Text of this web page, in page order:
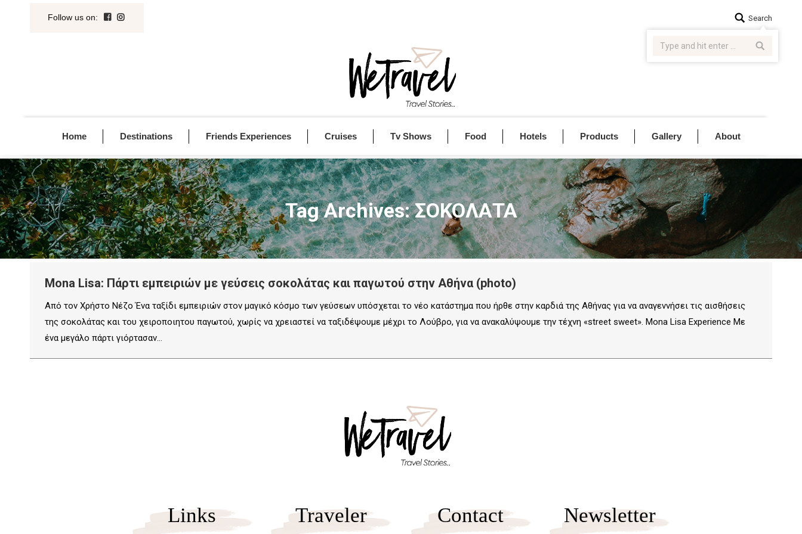
Follow us on: Search:Search
Home Destinations Friends Experiences Cruises Tv Shows Food Hotels Products Gallery About
Tag Archives:ΣΟΚΟΛΑΤΑ
Mona Lisa: Πάρτι εμπειριών με γεύσεις σοκολάτας και παγωτού στην Αθήνα (photo)
Από τον Χρήστο Νέζο Ένα ταξίδι εμπειριών στον μαγικό κόσμο των γεύσεων υπόσχεται το νέο κατάστημα που ήρθε στην καρδιά της Αθήνας για να αναγεννήσει τις αισθήσεις
της σοκολάτας και του χειροποιητου παγωτού, χωρίς να χρειαστεί να ταξιδέψουμε μέχρι το Λούβρο, για να ανακαλύψουμε την τέχνη «street sweet». Mona Lisa Experience Με
ένα μεγάλο πάρτι γιόρτασαν…
Links Traveler Contact Newsletter